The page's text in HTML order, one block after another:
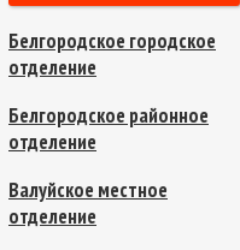
Белгородское городское
отделение
Белгородское районное
отделение
Валуйское местное
отделение